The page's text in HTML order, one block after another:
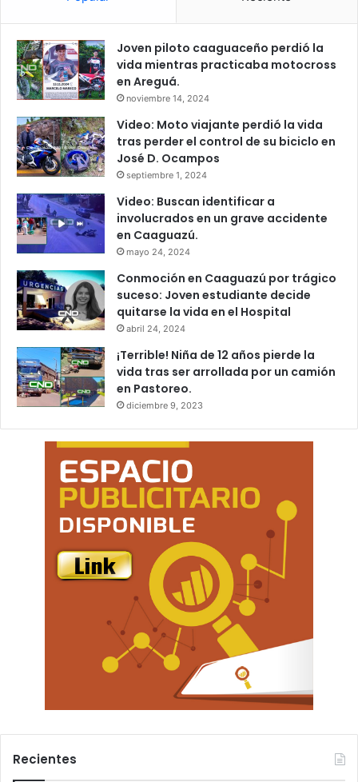
Joven piloto caaguaceño perdió la
vida mientras practicaba motocross
en Areguá.
noviembre 14, 2024
Video: Moto viajante perdió la vida
tras perder el control de su biciclo en
José D. Ocampos
septiembre 1, 2024
Video: Buscan identificar a
involucrados en un grave accidente
en Caaguazú.
mayo 24, 2024
Conmoción en Caaguazú por trágico
suceso: Joven estudiante decide
quitarse la vida en el Hospital
abril 24, 2024
¡Terrible! Niña de 12 años pierde la
vida tras ser arrollada por un camión
en Pastoreo.
diciembre 9, 2023
Recientes